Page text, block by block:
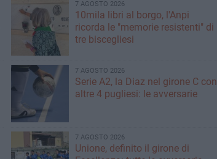
7 AGOSTO 2026
10mila libri al borgo, l'Anpi
ricorda le "memorie resistenti" di
tre biscegliesi
7 AGOSTO 2026
Serie A2, la Diaz nel girone C con
altre 4 pugliesi: le avversarie
7 AGOSTO 2026
Unione, definito il girone di